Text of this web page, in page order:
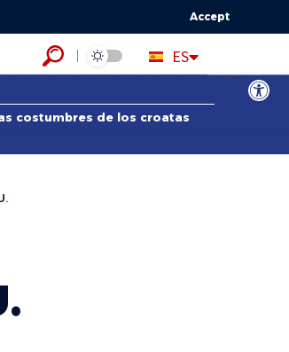
Abrir
Accept
ES
HR
EN
costumbres de los croatas